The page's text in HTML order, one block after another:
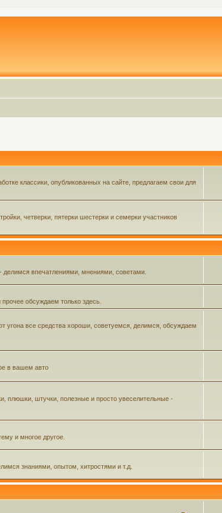
классики, опубликованных на сайте, предлагаем свои для
четверки, пятерки шестерки и семерки участников
делимся впечатлениями, мнениями, советами.
обсуждаем только здесь.
все средства хороши, советуемся, делимся, обсуждаем
в вашем авто
плюшки, штучки, полезные и просто увеселительные -
и многое другое.
знаниями, опытом, хитростями и т.д.